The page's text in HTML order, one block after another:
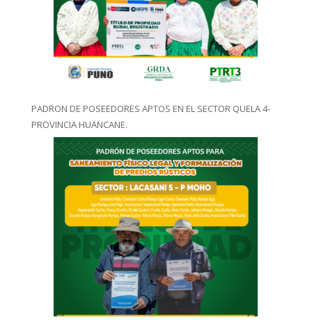
PADRON DE POSEEDORES APTOS EN EL SECTOR QUELA 4-
PROVINCIA HUANCANE.